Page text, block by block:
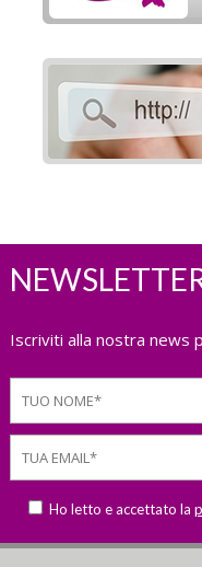
Iscriviti alla nostra news
Ho letto e accettato la